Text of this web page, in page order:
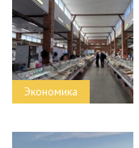
Экономика